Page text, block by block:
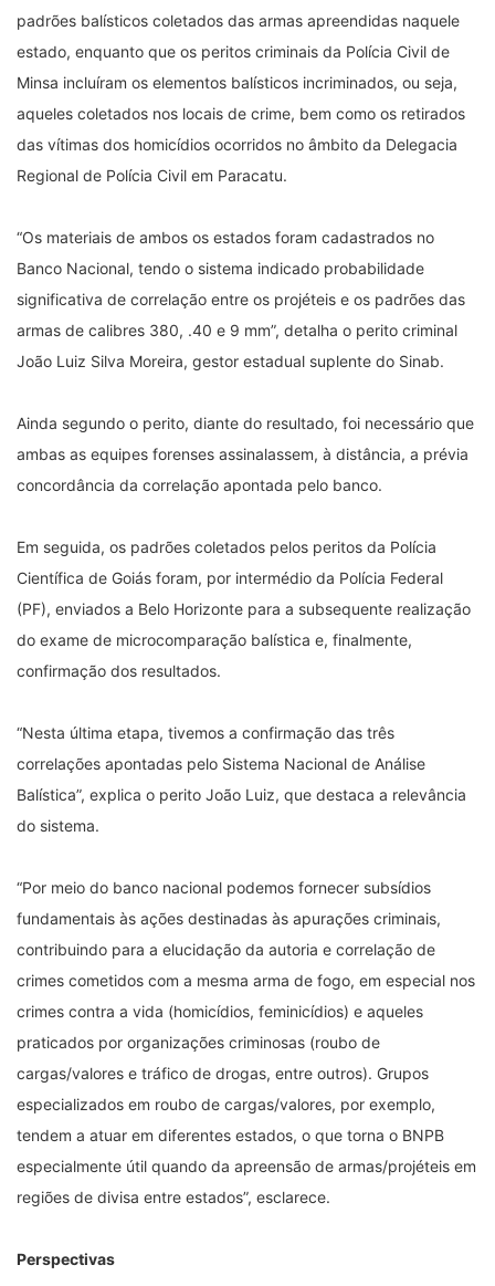
padrões balísticos coletados das armas apreendidas naquele
estado, enquanto que os peritos criminais da Polícia Civil de
Minsa incluíram os elementos balísticos incriminados, ou seja,
aqueles coletados nos locais de crime, bem como os retirados
das vítimas dos homicídios ocorridos no âmbito da Delegacia
Regional de Polícia Civil em Paracatu.
“Os materiais de ambos os estados foram cadastrados no
Banco Nacional, tendo o sistema indicado probabilidade
significativa de correlação entre os projéteis e os padrões das
armas de calibres 380, .40 e 9 mm”, detalha o perito criminal
João Luiz Silva Moreira, gestor estadual suplente do Sinab.
Ainda segundo o perito, diante do resultado, foi necessário que
ambas as equipes forenses assinalassem, à distância, a prévia
concordância da correlação apontada pelo banco.
Em seguida, os padrões coletados pelos peritos da Polícia
Científica de Goiás foram, por intermédio da Polícia Federal
(PF), enviados a Belo Horizonte para a subsequente realização
do exame de microcomparação balística e, finalmente,
confirmação dos resultados.
“Nesta última etapa, tivemos a confirmação das três
correlações apontadas pelo Sistema Nacional de Análise
Balística”, explica o perito João Luiz, que destaca a relevância
do sistema.
“Por meio do banco nacional podemos fornecer subsídios
fundamentais às ações destinadas às apurações criminais,
contribuindo para a elucidação da autoria e correlação de
crimes cometidos com a mesma arma de fogo, em especial nos
crimes contra a vida (homicídios, feminicídios) e aqueles
praticados por organizações criminosas (roubo de
cargas/valores e tráfico de drogas, entre outros). Grupos
especializados em roubo de cargas/valores, por exemplo,
tendem a atuar em diferentes estados, o que torna o BNPB
especialmente útil quando da apreensão de armas/projéteis em
regiões de divisa entre estados”, esclarece.
Perspectivas